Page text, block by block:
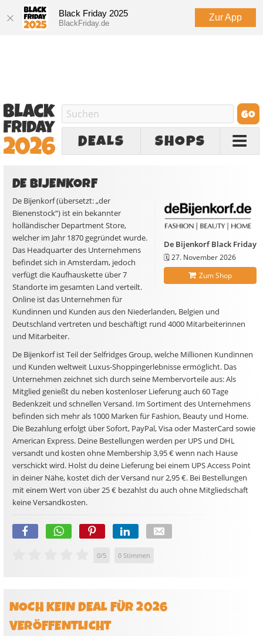
Black Friday 2025
BlackFriday.de
Zur App
DEALS SHOPS
DE BIJENKORF
De Bijenkorf Black Friday
🗓️27. November 2026
Zum Shop
De Bijenkorf (übersetzt: „der
Bienenstock“) ist ein bekannter
holländischer Department Store,
welcher im Jahr 1870 gegründet wurde.
Das Headquarter des Unternehmens
befindet sich in Amsterdam, jedoch
verfügt die Kaufhauskette über 7
Standorte im gesamten Land verteilt.
Online ist das Unternehmen für
Kundinnen und Kunden aus den Niederlanden, Belgien und
Deutschland vertreten und beschäftigt rund 4000 Mitarbeiterinnen
und Mitarbeiter.
De Bijenkorf ist Teil der Selfridges Group, welche Millionen Kundinnen
und Kunden weltweit Luxus-Shoppingerlebnisse ermöglicht. Das
Unternehmen zeichnet sich durch seine Membervorteile aus: Als
Mitglied genießt du neben kostenloser Lieferung auch 60 Tage
Bedenkzeit und schnellen Versand. Im Sortiment des Unternehmens
befinden sich mehr als 1000 Marken für Fashion, Beauty und Home.
Die Bezahlung erfolgt über Sofort, PayPal, Visa oder MasterCard sowie
American Express. Deine Bestellungen werden per UPS und DHL
versandt und kosten ohne Membership 3,95 € wenn nach Hause
verschickt wird. Holst du deine Lieferung bei einem UPS Access Point
in deiner Nähe, kostet dich der Versand nur 2,95 €. Bei Bestellungen
mit einem Wert von über 25 € bezahlst du auch ohne Mitgliedschaft
keine Versandkosten.
0/5 0 Stimmen
NOCH KEIN DEAL FÜR 2026
VERÖFFENTLICHT